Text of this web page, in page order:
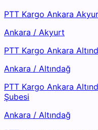
PTT Kargo Ankara
Ankara / Akyurt
PTT Kargo Ankara
Ankara / Altındağ
PTT Kargo Ankara
Şubesi
Ankara / Altındağ